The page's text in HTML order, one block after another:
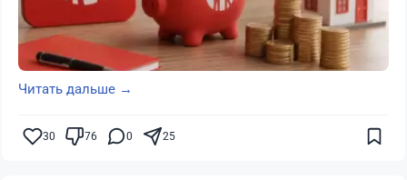
Читать дальше →
30 76 0 25